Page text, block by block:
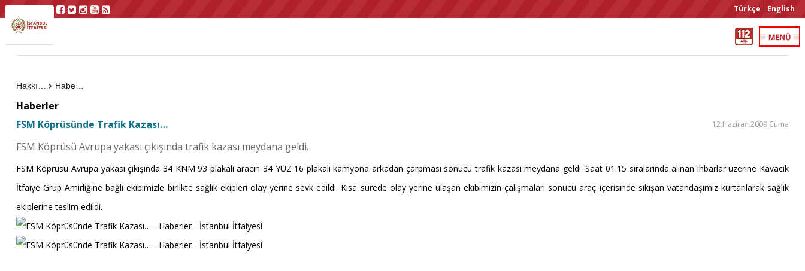
Türkçe English
Haberler
Haberler
FSM Köprüsünde Trafik Kazası…
12 Haziran 2009 Cuma
FSM Köprüsü Avrupa yakası çıkışında trafik kazası meydana geldi.
FSM Köprüsü Avrupa yakası çıkışında 34 KNM 93 plakalı aracın 34 YUZ 16 plakalı kamyona arkadan çarpması sonucu trafik kazası meydana geldi. Saat 01.15 sıralarında alınan ihbarlar üzerine Kavacık
İtfaiye Grup Amirliğine bağlı ekibimizle birlikte sağlık ekipleri olay yerine sevk edildi. Kısa sürede olay yerine ulaşan ekibimizin çalışmaları sonucu araç içerisinde sıkışan vatandaşımız kurtarılarak sağlık
ekiplerine teslim edildi.